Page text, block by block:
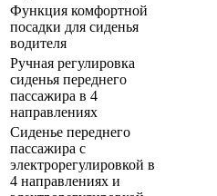
Функция комфортной
посадки для сиденья
водителя
Ручная регулировка
сиденья переднего
пассажира в 4
направлениях
Сиденье переднего
пассажира с
электрорегулировкой в
4 направлениях и